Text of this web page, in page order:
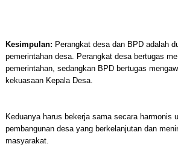
Kesimpulan: Perangkat desa dan BPD adalah
pemerintahan desa. Perangkat desa bertugas
pemerintahan, sedangkan BPD bertugas
kekuasaan Kepala Desa.
Keduanya harus bekerja sama secara harmonis
pembangunan desa yang berkelanjutan dan
masyarakat.